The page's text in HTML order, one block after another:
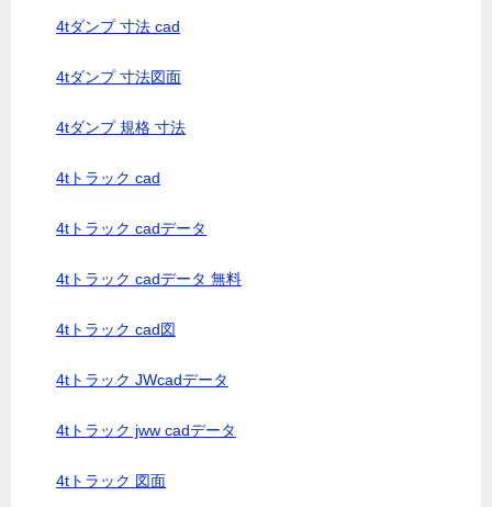
4tダンプ 寸法 cad
4tダンプ 寸法図面
4tダンプ 規格 寸法
4tトラック cad
4tトラック cadデータ
4tトラック cadデータ 無料
4tトラック cad図
4tトラック JWcadデータ
4tトラック jww cadデータ
4tトラック 図面